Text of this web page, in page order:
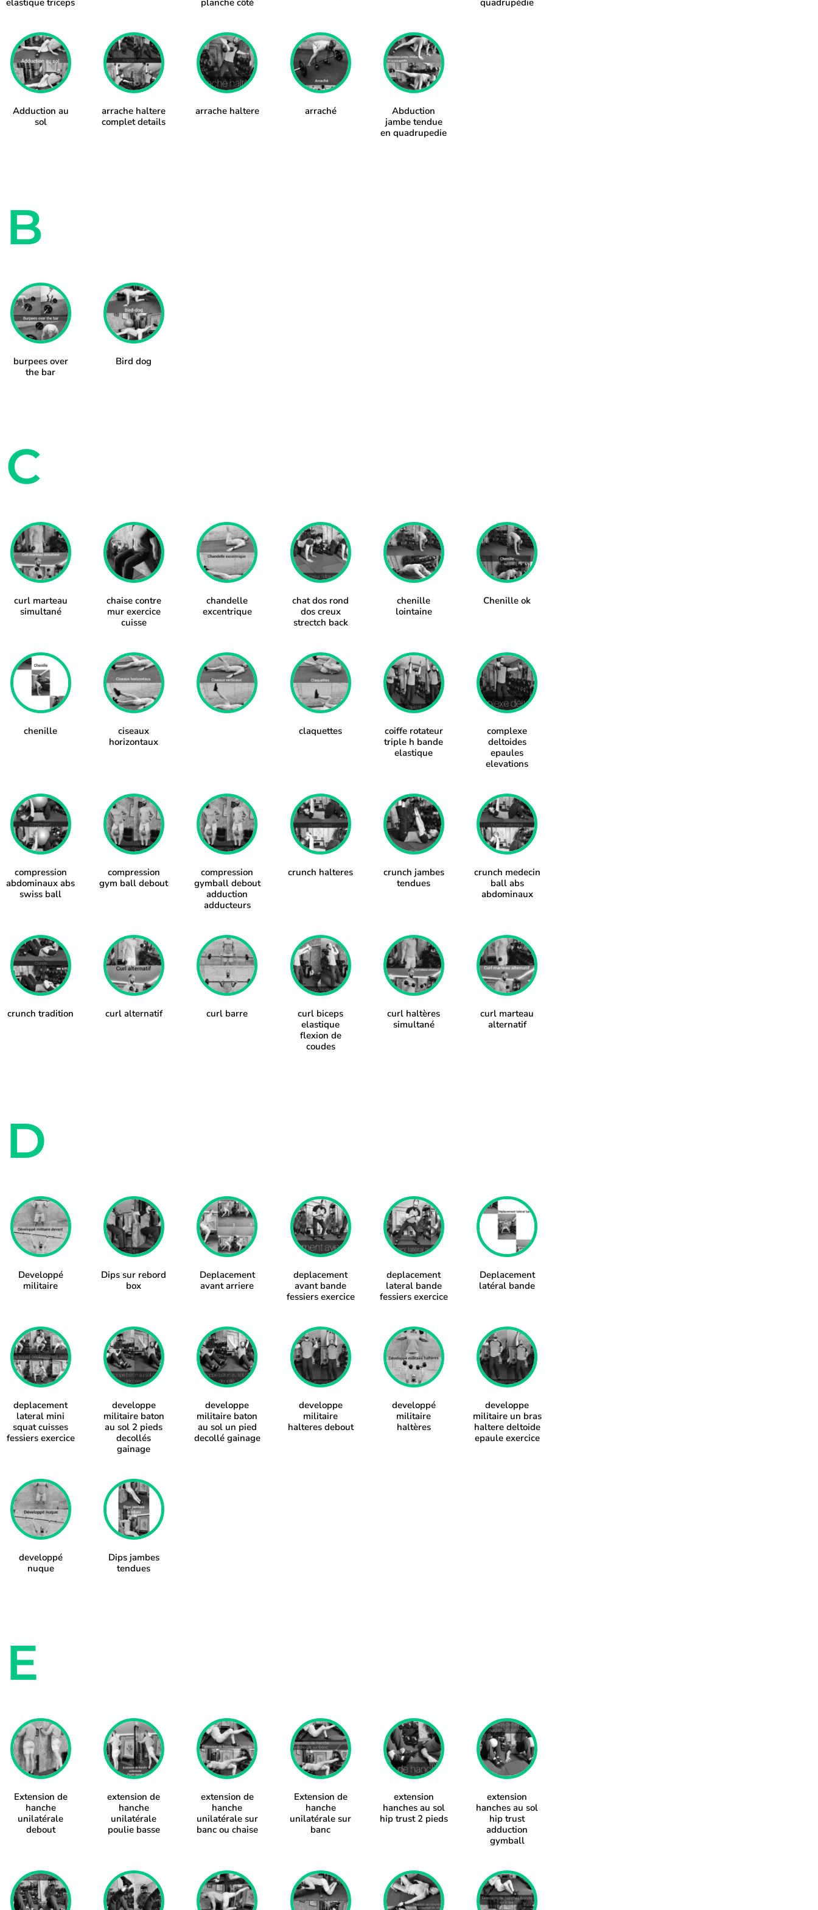
elastique triceps
planche côté
quadrupédie
Adduction au
sol
arrache haltere
complet details
arrache haltere arraché
Abduction
jambe tendue
en quadrupedie
B
burpees over
the bar
Bird dog
C
curl marteau
simultané
chaise contre
mur exercice
cuisse
chandelle
excentrique
chat dos rond
dos creux
strectch back
chenille
lointaine
Chenille ok
chenille
ciseaux
horizontaux
claquettes
coiffe rotateur
triple h bande
elastique
complexe
deltoides
epaules
elevations
compression
abdominaux abs
swiss ball
compression
gym ball debout
compression
gymball debout
adduction
adducteurs
crunch halteres
crunch jambes
tendues
crunch medecin
ball abs
abdominaux
crunch tradition curl alternatif curl barre
curl biceps
elastique
flexion de
coudes
curl haltères
simultané
curl marteau
alternatif
D
Developpé
militaire
Dips sur rebord
box
Deplacement
avant arriere
deplacement
avant bande
fessiers exercice
deplacement
lateral bande
fessiers exercice
Deplacement
latéral bande
deplacement
lateral mini
squat cuisses
fessiers exercice
developpe
militaire baton
au sol 2 pieds
decollés
gainage
developpe
militaire baton
au sol un pied
decollé gainage
developpe
militaire
halteres debout
developpé
militaire
haltères
developpe
militaire un bras
haltere deltoide
epaule exercice
developpé
nuque
Dips jambes
tendues
E
Extension de
hanche
unilatérale
debout
extension de
hanche
unilatérale
poulie basse
extension de
hanche
unilatérale sur
banc ou chaise
Extension de
hanche
unilatérale sur
banc
extension
hanches au sol
hip trust 2 pieds
extension
hanches au sol
hip trust
adduction
gymball